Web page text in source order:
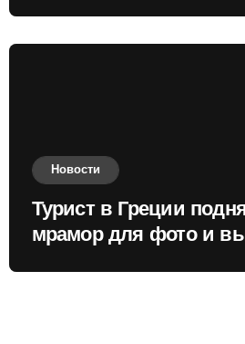
Новости
Турист в Греции
мрамор для фото и